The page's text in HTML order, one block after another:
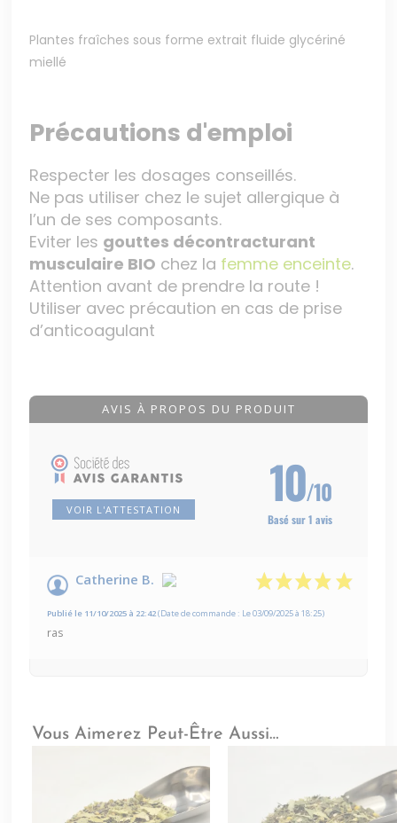
Plantes fraîches sous forme extrait fluide glycériné
miellé
Précautions d'emploi
Respecter les dosages conseillés.
Ne pas utiliser chez le sujet allergique à
l’un de ses composants.
Eviter les gouttes décontracturant
musculaire BIO chez la femme enceinte.
Attention avant de prendre la route !
Utiliser avec précaution en cas de prise
d’anticoagulant
AVIS À PROPOS DU PRODUIT
VOIR L'ATTESTATION 10/10
Basé sur 1 avis
Catherine B.
Publié le 11/10/2025 à 22:42(Date de commande : Le 03/09/2025 à 18:25)
ras
Vous Aimerez Peut-Être Aussi…